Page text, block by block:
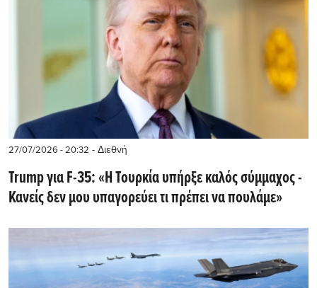
27/07/2026 - 20:32 - Διεθνή
Trump για F-35: «Η Τουρκία υπήρξε καλός σύμμαχος -
Κανείς δεν μου υπαγορεύει τι πρέπει να πουλάμε»